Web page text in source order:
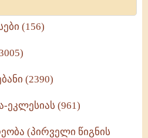
(156)
(2390)
ეკლესიას (961)
(პირველი წიგნის